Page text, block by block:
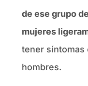
de ese grupo
mujeres
tener síntomas
hombres.